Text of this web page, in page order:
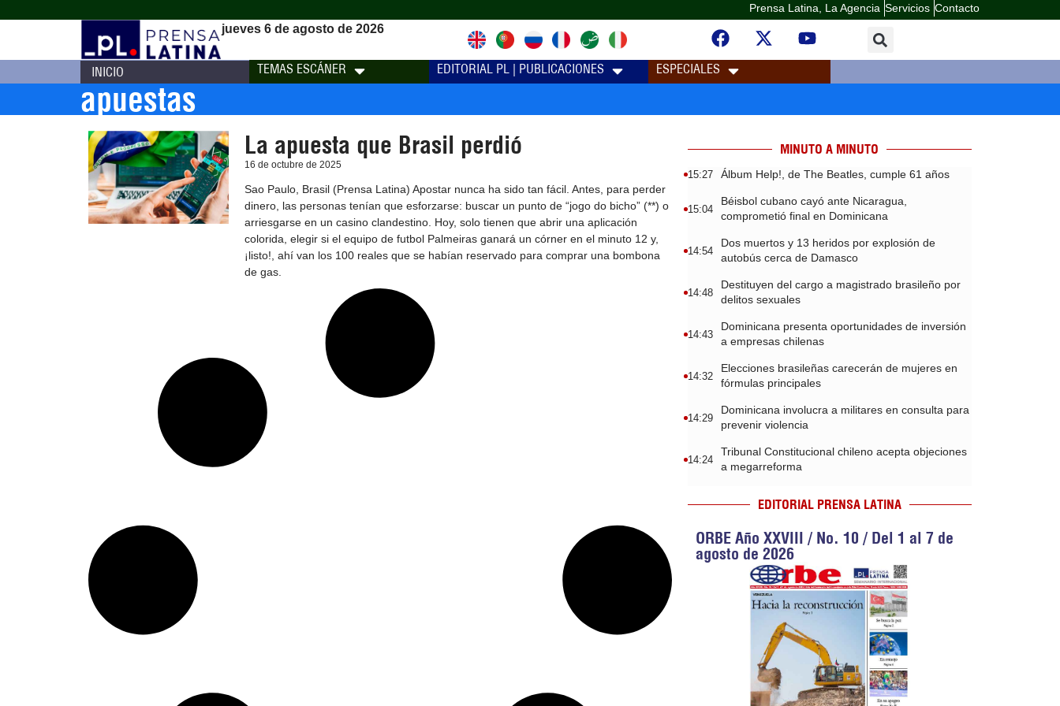
Prensa Latina, La Agencia Servicios Contacto
jueves 6 de agosto de 2026
INICIO TEMAS ESCÁNER EDITORIAL PL | PUBLICACIONES ESPECIALES
apuestas
La apuesta que Brasil perdió
16 de octubre de 2025
Sao Paulo, Brasil (Prensa Latina) Apostar nunca ha sido tan fácil. Antes, para perder
dinero, las personas tenían que esforzarse: buscar un punto de “jogo do bicho” (**) o
arriesgarse en un casino clandestino. Hoy, solo tienen que abrir una aplicación
colorida, elegir si el equipo de futbol Palmeiras ganará un córner en el minuto 12 y,
¡listo!, ahí van los 100 reales que se habían reservado para comprar una bombona
de gas.
MINUTO A MINUTO
15:27 Álbum Help!, de The Beatles, cumple 61 años
15:04
Béisbol cubano cayó ante Nicaragua,
comprometió final en Dominicana
14:54
Dos muertos y 13 heridos por explosión de
autobús cerca de Damasco
14:48
Destituyen del cargo a magistrado brasileño por
delitos sexuales
14:43
Dominicana presenta oportunidades de inversión
a empresas chilenas
14:32
Elecciones brasileñas carecerán de mujeres en
fórmulas principales
14:29
Dominicana involucra a militares en consulta para
prevenir violencia
14:24
Tribunal Constitucional chileno acepta objeciones
a megarreforma
EDITORIAL PRENSA LATINA
ORBE Año XXVIII / No. 10 / Del 1 al 7 de
agosto de 2026